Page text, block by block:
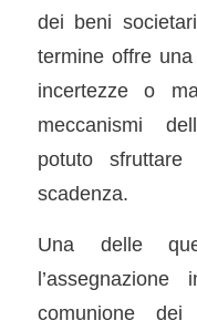
dei beni
termine offre
incertezze o
meccanismi
potuto
scadenza.
Una delle
comunione dei